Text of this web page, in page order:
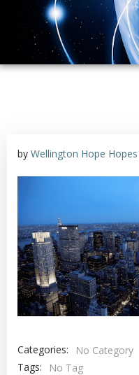
by Wellington Hope Hopes
Categories:
No Category
Tags:
No Tag